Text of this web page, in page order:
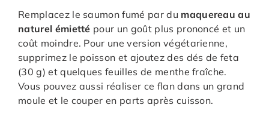
Remplacez le saumon fumé par du maquereau au
naturel émietté pour un goût plus prononcé et un
coût moindre. Pour une version végétarienne,
supprimez le poisson et ajoutez des dés de feta
(30 g) et quelques feuilles de menthe fraîche.
Vous pouvez aussi réaliser ce flan dans un grand
moule et le couper en parts après cuisson.